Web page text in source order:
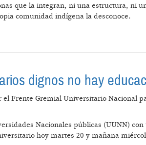
que la integran, ni una estructura, ni
comunidad indígena la desconoce.
dignos no hay
Frente Gremial Universitario Nacional
Nacionales públicas (UUNN)
hoy martes 20 y mañana